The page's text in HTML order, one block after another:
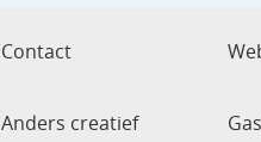
Contact
Anders creatief